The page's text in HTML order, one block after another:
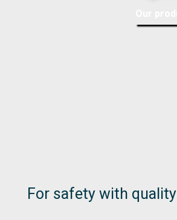
For safety with quality